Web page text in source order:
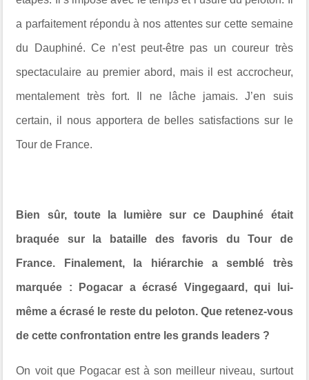
a parfaitement répondu à nos attentes sur cette semaine
du Dauphiné. Ce n’est peut-être pas un coureur très
spectaculaire au premier abord, mais il est accrocheur,
mentalement très fort. Il ne lâche jamais. J’en suis
certain, il nous apportera de belles satisfactions sur le
Tour de France.
Bien sûr, toute la lumière sur ce Dauphiné était
braquée sur la bataille des favoris du Tour de
France. Finalement, la hiérarchie a semblé très
marquée : Pogacar a écrasé Vingegaard, qui lui-
même a écrasé le reste du peloton. Que retenez-vous
de cette confrontation entre les grands leaders ?
On voit que Pogacar est à son meilleur niveau, surtout